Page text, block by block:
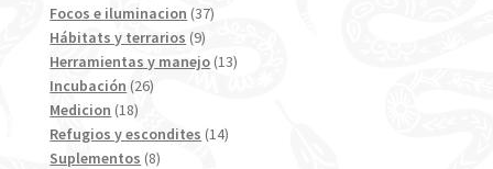
productos
Focos e iluminacion 3737
Hábitats y terrarios 99
productos
Herramientas y manejo 1313
Incubación 2626
Medicion 1818
productos
Refugios y escondites 1414
Suplementos 88